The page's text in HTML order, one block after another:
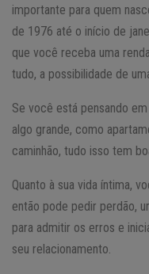
importante para quem
de 1976 até o início de
que você receba uma
tudo, a possibilidade de
Se você está pensando
algo grande, como
caminhão, tudo isso tem
Quanto à sua vida íntima,
então pode pedir perdão,
para admitir os erros e
seu relacionamento.